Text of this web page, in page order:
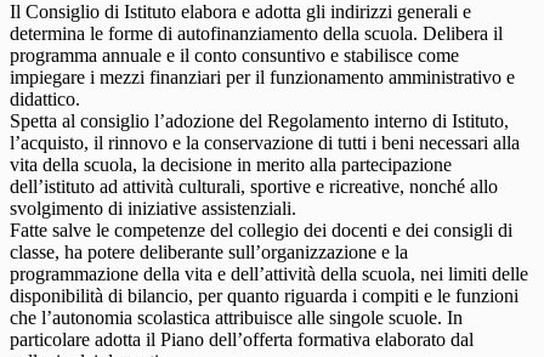
Il Consiglio di Istituto elabora e adotta gli indirizzi generali e
determina le forme di autofinanziamento della scuola. Delibera il
programma annuale e il conto consuntivo e stabilisce come
impiegare i mezzi finanziari per il funzionamento amministrativo e
didattico.
Spetta al consiglio l’adozione del Regolamento interno di Istituto,
l’acquisto, il rinnovo e la conservazione di tutti i beni necessari alla
vita della scuola, la decisione in merito alla partecipazione
dell’istituto ad attività culturali, sportive e ricreative, nonché allo
svolgimento di iniziative assistenziali.
Fatte salve le competenze del collegio dei docenti e dei consigli di
classe, ha potere deliberante sull’organizzazione e la
programmazione della vita e dell’attività della scuola, nei limiti delle
disponibilità di bilancio, per quanto riguarda i compiti e le funzioni
che l’autonomia scolastica attribuisce alle singole scuole. In
particolare adotta il Piano dell’offerta formativa elaborato dal